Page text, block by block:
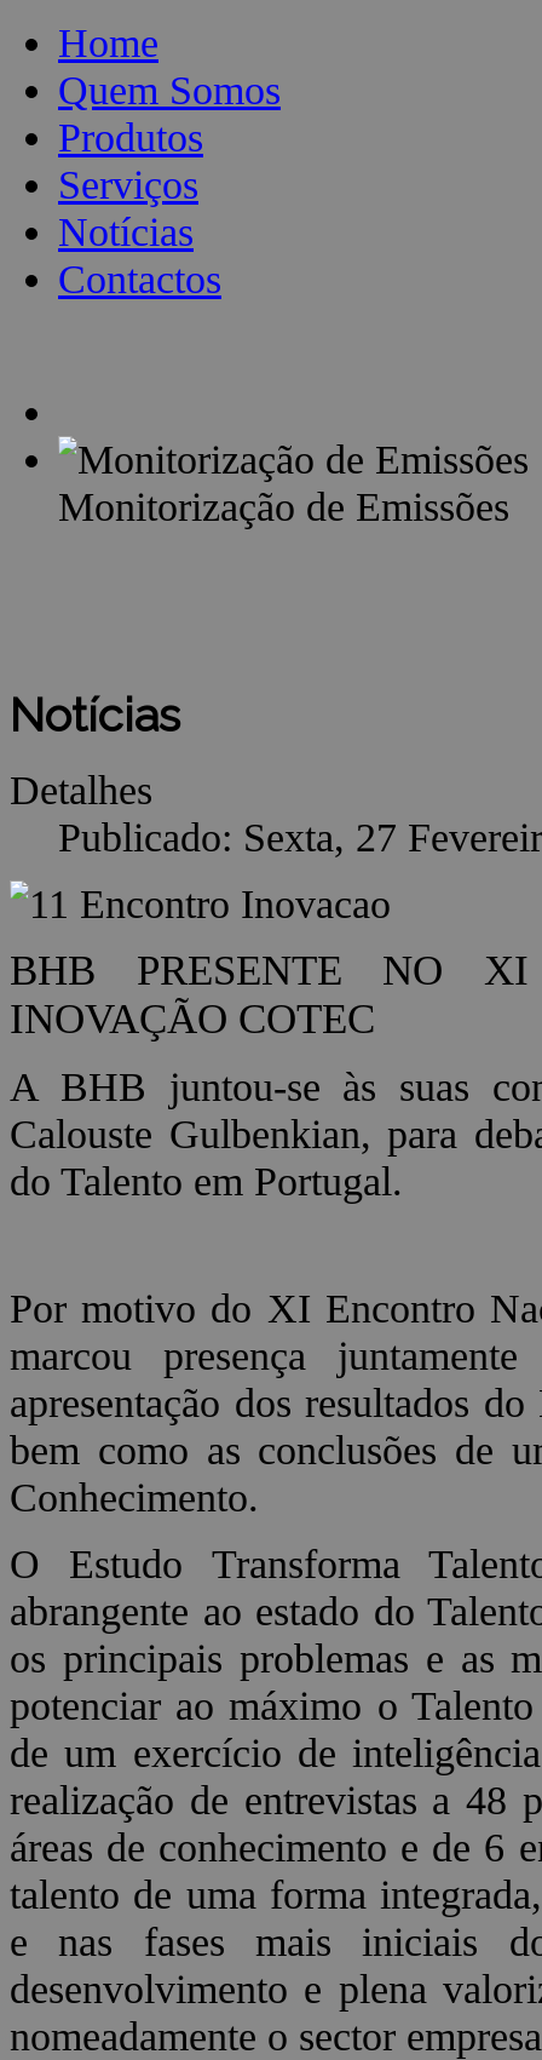
Home
Quem Somos
Produtos
Serviços
Notícias
Contactos
Monitorização de Emissões
Notícias
Detalhes
Publicado: Sexta, 27
BHB PRESENTE NO
INOVAÇÃO COTEC
A BHB juntou-se às suas
Calouste Gulbenkian, para
do Talento em Portugal.
Por motivo do XI Encontro
marcou presença
apresentação dos resultados
bem como as conclusões de
Conhecimento.
O Estudo Transforma
abrangente ao estado do
os principais problemas e as
potenciar ao máximo o
de um exercício de
realização de entrevistas a 48
áreas de conhecimento e de 6
talento de uma forma
e nas fases mais iniciais
desenvolvimento e plena
nomeadamente o sector